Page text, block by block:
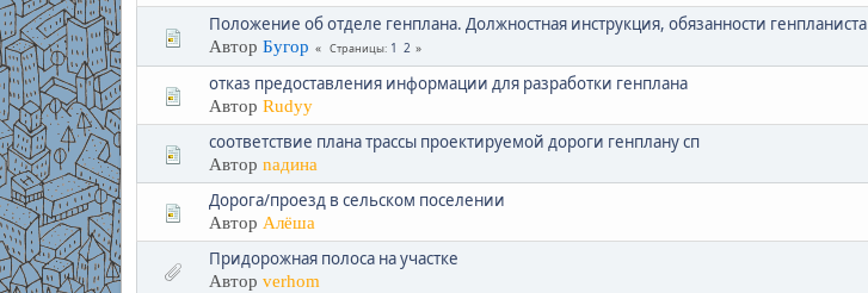
Положение об отделе генплана. Должностная инструкция, обязанности генпланиста
Автор Бугор Страницы 1 2
отказ предоставления информации для разработки генплана
Автор Rudyy
соответствие плана трассы проектируемой дороги генплану сп
Автор naдина
Дорога/проезд в сельском поселении
Автор Алёша
Придорожная полоса на участке
Автор verhom